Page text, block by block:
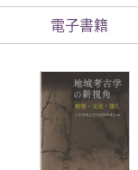
電子書籍